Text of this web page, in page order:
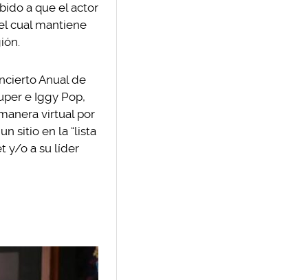
a que el actor
cual mantiene
Anual de
e Iggy Pop,
virtual por
sitio en la “lista
y/o a su líder